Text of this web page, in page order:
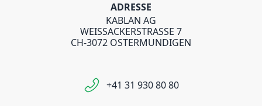
ADRESSE
KABLAN AG
WEISSACKERSTRASSE 7
CH-3072 OSTERMUNDIGEN
+41 31 930 80 80